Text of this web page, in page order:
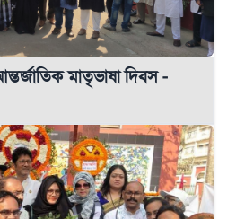
মাতৃভাষা দিবস -